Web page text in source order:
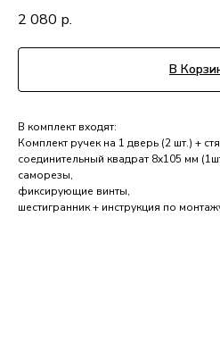
2 080 р.
В
В комплект входят:
Комплект ручек на 1 дверь (2 шт.) +
соединительный квадрат 8x105 мм
саморезы,
фиксирующие винты,
шестигранник + инструкция по